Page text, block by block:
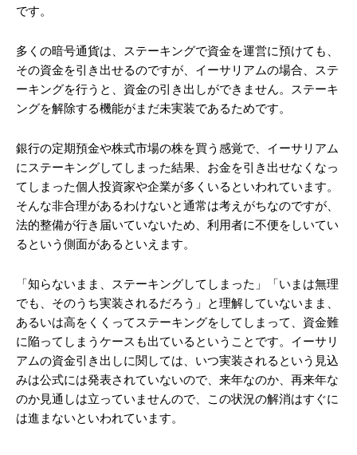
です。
多くの暗号通貨は、ステーキングで資金を運営に預けても、
その資金を引き出せるのですが、イーサリアムの場合、ステ
ーキングを行うと、資金の引き出しができません。ステーキ
ングを解除する機能がまだ未実装であるためです。
銀行の定期預金や株式市場の株を買う感覚で、イーサリアム
にステーキングしてしまった結果、お金を引き出せなくなっ
てしまった個人投資家や企業が多くいるといわれています。
そんな非合理があるわけないと通常は考えがちなのですが、
法的整備が行き届いていないため、利用者に不便をしいてい
るという側面があるといえます。
「知らないまま、ステーキングしてしまった」「いまは無理
でも、そのうち実装されるだろう」と理解していないまま、
あるいは高をくくってステーキングをしてしまって、資金難
に陥ってしまうケースも出ているということです。イーサリ
アムの資金引き出しに関しては、いつ実装されるという見込
みは公式には発表されていないので、来年なのか、再来年な
のか見通しは立っていませんので、この状況の解消はすぐに
は進まないといわれています。